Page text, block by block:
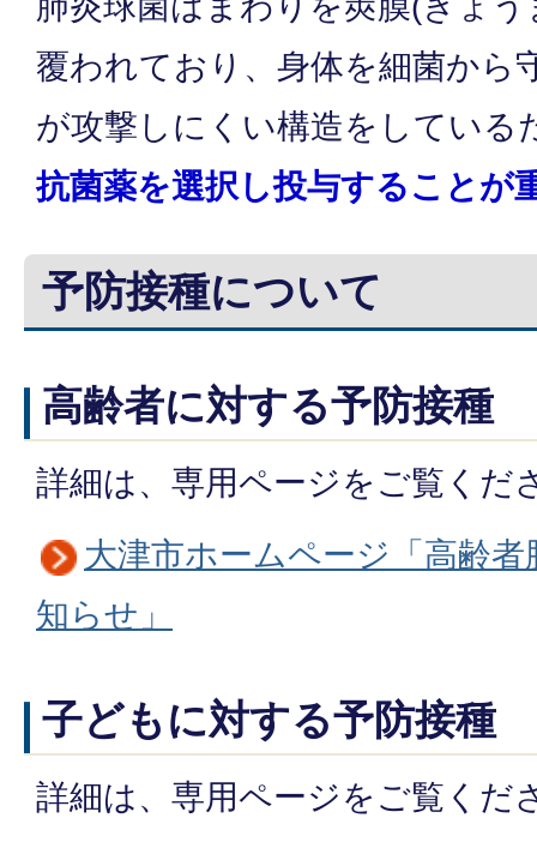
覆われており、身体を細菌から
が攻撃しにくい構造をしている
抗菌薬を選択し投与することが
予防接種について
高齢者に対する予防接種
詳細は、専用ページをご覧くだ
大津市ホームページ「高齢
知らせ」
子どもに対する予防接種
詳細は、専用ページをご覧くだ